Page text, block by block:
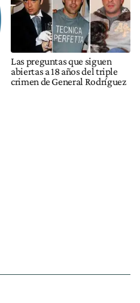
Las preguntas que siguen
abiertas a 18 años del triple
crimen de General Rodríguez